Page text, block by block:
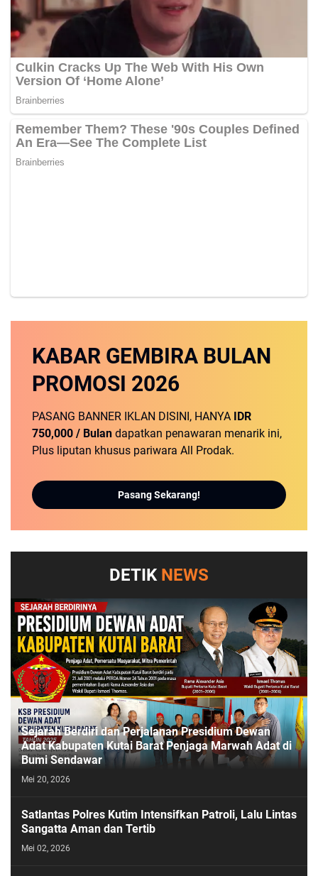
KABAR GEMBIRA BULAN
PROMOSI 2026
PASANG BANNER IKLAN DISINI, HANYA
IDR
750,000 / Bulan dapatkan penawaran menarik ini,
Plus liputan khusus pariwara All Prodak.
Pasang Sekarang!
DETIK NEWS
Sejarah Berdiri dan Perjalanan Presidium Dewan
Adat Kabupaten Kutai Barat Penjaga Marwah Adat di
Bumi Sendawar
Mei 20, 2026
Satlantas Polres Kutim Intensifkan Patroli, Lalu Lintas
Sangatta Aman dan Tertib
Mei 02, 2026